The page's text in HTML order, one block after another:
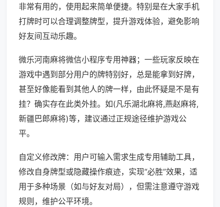
非常有用的，使用起来简单便捷。特别是在大家手机
打牌时可以合理调整牌型，提升游戏体验，避免影响
好友间互动乐趣。
微乐河南麻将微信小程序专用神器；一些玩家反映在
游戏中遇到部分用户的牌特别好，总是能拿到好牌，
甚至好像能看到其他人的牌一样，由此怀疑是不是有
挂？确实存在此类外挂。如(凡乐湖北麻将,燕赵麻将,
新疆巴郎麻将)等，建议通过正规途径维护游戏公
平。
自定义修改牌：用户可输入需求生成专用辅助工具，
修改自身牌型或隐藏操作痕迹，实现“必胜”效果，适
用于多种场景（如与好友对局），但需注意遵守游戏
规则，维护公平环境。